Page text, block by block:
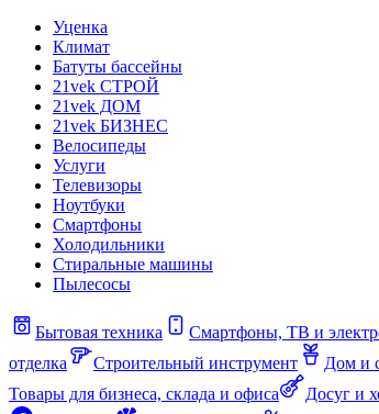
Уценка
Климат
Батуты бассейны
21vek СТРОЙ
21vek ДОМ
21vek БИЗНЕС
Велосипеды
Услуги
Телевизоры
Ноутбуки
Смартфоны
Холодильники
Стиральные машины
Пылесосы
Бытовая техника Смартфоны, ТВ и
отделка
Строительный инструмент Дом и
Товары для бизнеса, склада и офиса
Досуг и